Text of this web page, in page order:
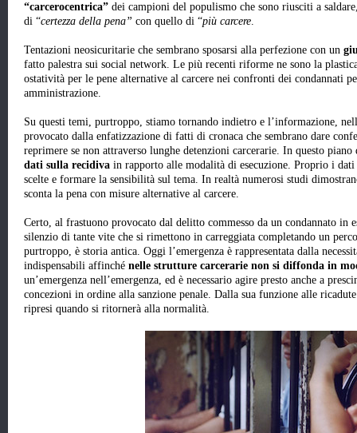
“carcerocentrica” dei campioni del populismo che sono riusciti a
di “certezza della pena” con quello di “più carcere.
Tentazioni neosicuritarie che sembrano sposarsi alla perfezione con un
fatto palestra sui social network. Le più recenti riforme ne sono la
ostatività per le pene alternative al carcere nei confronti dei condannati
amministrazione.
Su questi temi, purtroppo, stiamo tornando indietro e l’informazione,
provocato dalla enfatizzazione di fatti di cronaca che sembrano dare
reprimere se non attraverso lunghe detenzioni carcerarie. In questo
dati sulla recidiva in rapporto alle modalità di esecuzione. Proprio i
scelte e formare la sensibilità sul tema. In realtà numerosi studi
sconta la pena con misure alternative al carcere.
Certo, al frastuono provocato dal delitto commesso da un condannato in
silenzio di tante vite che si rimettono in carreggiata completando un
purtroppo, è storia antica. Oggi l’emergenza è rappresentata dalla
indispensabili affinché nelle strutture carcerarie non si diffonda in
un’emergenza nell’emergenza, ed è necessario agire presto anche a
concezioni in ordine alla sanzione penale. Dalla sua funzione alle
ripresi quando si ritornerà alla normalità.